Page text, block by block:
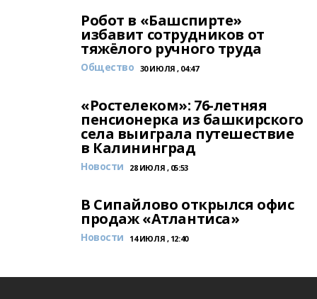
Робот в «Башспирте»
избавит сотрудников от
тяжёлого ручного труда
Общество 30 ИЮЛЯ , 04:47
«Ростелеком»: 76-летняя
пенсионерка из башкирского
села выиграла путешествие
в Калининград
Новости 28 ИЮЛЯ , 05:53
В Сипайлово открылся офис
продаж «Атлантиса»
Новости 14 ИЮЛЯ , 12:40